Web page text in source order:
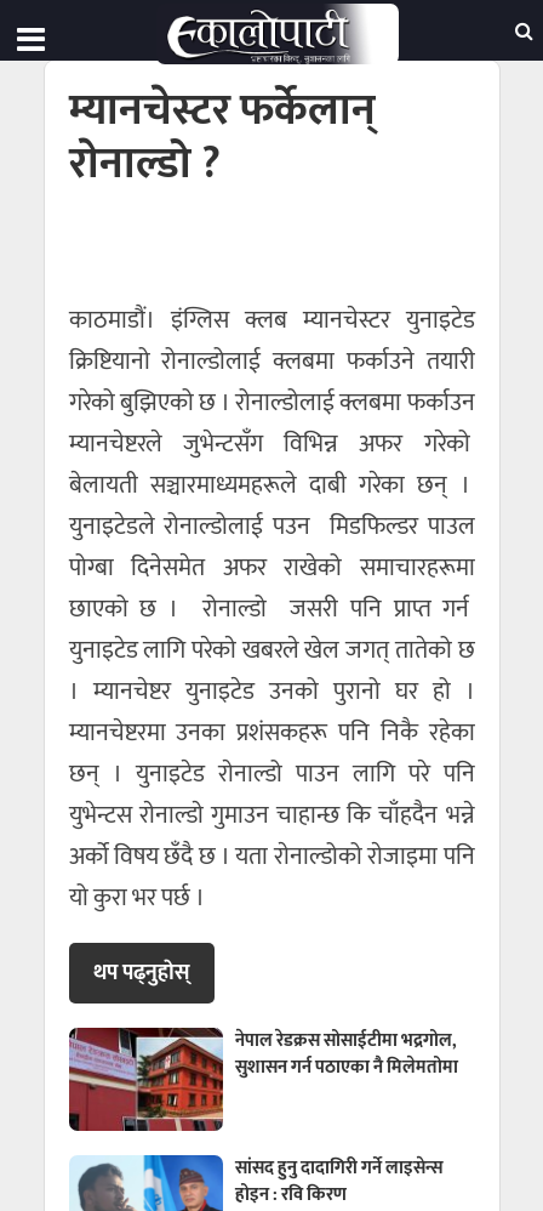
म्यानचेस्टर फर्केलान्
राेनाल्डो ?
काठमाडौं। इंग्लिस क्लब म्यानचेस्टर युनाइटेड
क्रिष्टियानो रोनाल्डोलाई क्लबमा फर्काउने तयारी
गरेको बुझिएको छ । रोनाल्डोलाई क्लबमा फर्काउन
म्यानचेष्टरले जुभेन्टसँग विभिन्न अफर गरेको
बेलायती सञ्चारमाध्यमहरूले दाबी गरेका छन् ।
युनाइटेडले रोनाल्डोलाई पउन मिडफिल्डर पाउल
पोग्बा दिनेसमेत अफर राखेको समाचारहरूमा
छाएको छ । रोनाल्डो जसरी पनि प्राप्त गर्न
युनाइटेड लागि परेकाे खबरले खेल जगत् तातेको छ
। म्यानचेष्टर युनाइटेड उनको पुरानो घर हो ।
म्यानचेष्टरमा उनका प्रशंसकहरू पनि निकै रहेका
छन् । युनाइटेड राेनाल्डो पाउन लागि परे पनि
युभेन्टस राेनाल्डाे गुमाउन चाहान्छ कि चाँहदैन भन्ने
अर्को विषय छँदै छ । यता राेनाल्डोको राेजाइमा पनि
यो कुरा भर पर्छ ।
थप पढ्नुहाेस्
नेपाल रेडक्रस सोसाईटीमा भद्रगोल,
सुशासन गर्न पठाएका नै मिलेमतोमा
सांसद हुनु दादागिरी गर्ने लाइसेन्स
होइन : रवि किरण